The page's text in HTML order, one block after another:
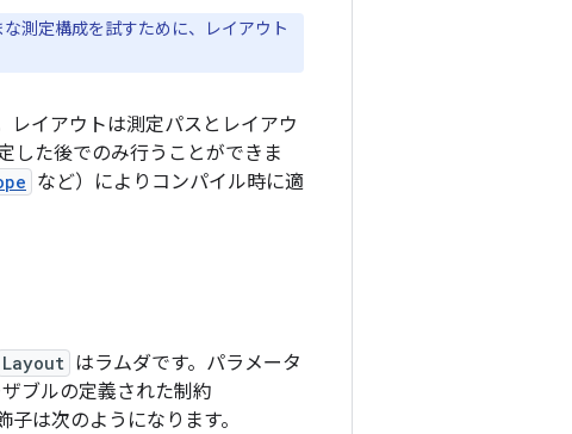
測定構成を試すために、レイアウト
レイアウトは測定パスとレイアウ
した後でのみ行うことができま
など）によりコンパイル時に適
Layout はラムダです。パラメータ
ブルの定義された制約
は次のようになります。